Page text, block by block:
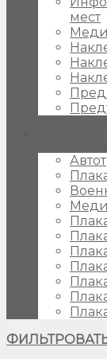
мест